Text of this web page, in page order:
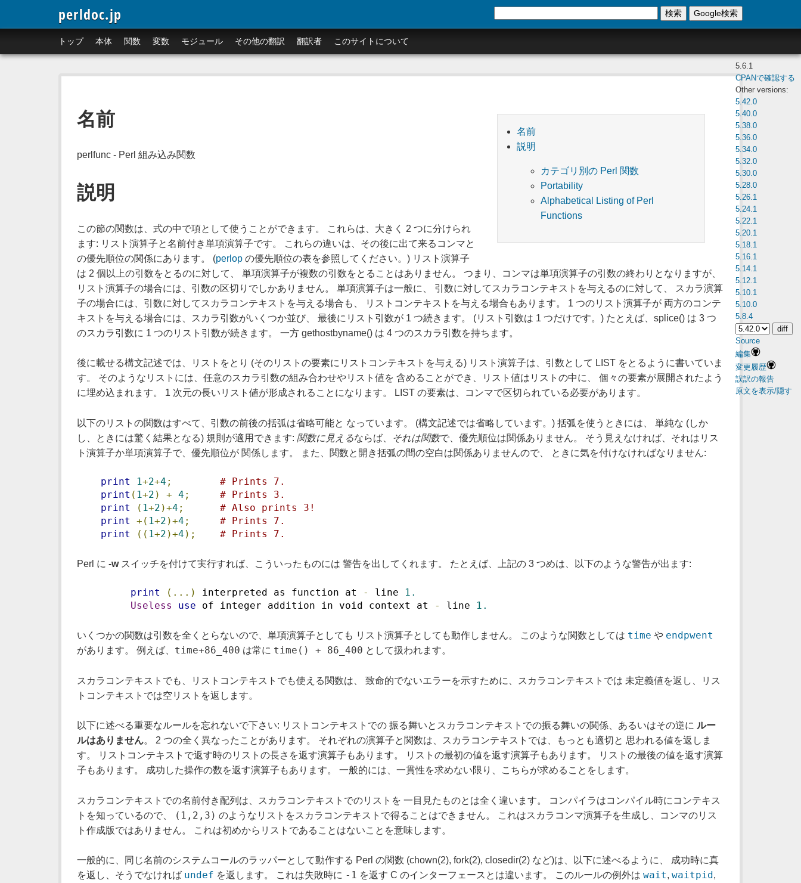
perldoc.jp
トップ 本体 関数 変数 モジュール その他の翻訳 翻訳者 このサイトについて
検索 Google検索
5.6.1
CPANで確認する
Other versions:
5.42.0
5.40.0
5.38.0
5.36.0
5.34.0
5.32.0
5.30.0
5.28.0
5.26.1
5.24.1
5.22.1
5.20.1
5.18.1
5.16.1
5.14.1
5.12.1
5.10.1
5.10.0
5.8.4
Source
編集
変更履歴
誤訳の報告
原文を表示/隠す
名前
説明
カテゴリ別の Perl 関数
Portability
Alphabetical Listing of Perl
Functions
名前
perlfunc - Perl 組み込み関数
説明
この節の関数は、式の中で項として使うことができます。 これらは、大きく 2 つに分けられ
ます: リスト演算子と名前付き単項演算子です。 これらの違いは、その後に出て来るコンマと
の優先順位の関係にあります。 (perlopの優先順位の表を参照してください。) リスト演算子
は 2 個以上の引数をとるのに対して、 単項演算子が複数の引数をとることはありません。 つまり、コンマは単項演算子の引数の終わりとなりますが、
リスト演算子の場合には、引数の区切りでしかありません。 単項演算子は一般に、 引数に対してスカラコンテキストを与えるのに対して、 スカラ演算
子の場合には、引数に対してスカラコンテキストを与える場合も、 リストコンテキストを与える場合もあります。 1 つのリスト演算子が 両方のコンテ
キストを与える場合には、スカラ引数がいくつか並び、 最後にリスト引数が 1 つ続きます。 (リスト引数は 1 つだけです。) たとえば、splice() は 3 つ
のスカラ引数に 1 つのリスト引数が続きます。 一方 gethostbyname() は 4 つのスカラ引数を持ちます。
後に載せる構文記述では、リストをとり (そのリストの要素にリストコンテキストを与える) リスト演算子は、引数として LIST をとるように書いていま
す。 そのようなリストには、任意のスカラ引数の組み合わせやリスト値を 含めることができ、リスト値はリストの中に、 個々の要素が展開されたよう
に埋め込まれます。 1 次元の長いリスト値が形成されることになります。 LIST の要素は、コンマで区切られている必要があります。
以下のリストの関数はすべて、引数の前後の括弧は省略可能と なっています。 (構文記述では省略しています。) 括弧を使うときには、 単純な (しか
し、ときには驚く結果となる) 規則が適用できます: 関数に見えるならば、 それは関数で、優先順位は関係ありません。 そう見えなければ、それはリス
ト演算子か単項演算子で、優先順位が 関係します。 また、関数と開き括弧の間の空白は関係ありませんので、 ときに気を付けなければなりません:
print 1+2+4 ;
# Prints 7.
print ( 1+2 ) + 4 ;
# Prints 3.
print
( 1+2 )+4 ;
# Also prints 3!
print
+( 1+2 )+4 ;
# Prints 7.
print
(( 1+2 )+4 ); # Prints 7.
Perl に -wスイッチを付けて実行すれば、こういったものには 警告を出してくれます。 たとえば、上記の 3 つめは、以下のような警告が出ます:
print (...) interpreted as function at - line
1.
Useless
use of integer addition in void context at - line 1.
いくつかの関数は引数を全くとらないので、単項演算子としても リスト演算子としても動作しません。 このような関数としては time や endpwent
があります。 例えば、 time+86_400 は常に time() + 86_400 として扱われます。
スカラコンテキストでも、リストコンテキストでも使える関数は、 致命的でないエラーを示すために、スカラコンテキストでは 未定義値を返し、リス
トコンテキストでは空リストを返します。
以下に述べる重要なルールを忘れないで下さい: リストコンテキストでの 振る舞いとスカラコンテキストでの振る舞いの関係、あるいはその逆に ルー
ルはありません。 2 つの全く異なったことがあります。 それぞれの演算子と関数は、スカラコンテキストでは、もっとも適切と 思われる値を返しま
す。 リストコンテキストで返す時のリストの長さを返す演算子もあります。 リストの最初の値を返す演算子もあります。 リストの最後の値を返す演算
子もあります。 成功した操作の数を返す演算子もあります。 一般的には、一貫性を求めない限り、こちらが求めることをします。
スカラコンテキストでの名前付き配列は、スカラコンテキストでのリストを 一目見たものとは全く違います。 コンパイラはコンパイル時にコンテキス
トを知っているので、
(1,2,3) のようなリストをスカラコンテキストで得ることはできません。 これはスカラコンマ演算子を生成し、コンマのリス
ト作成版ではありません。 これは初めからリストであることはないことを意味します。
一般的に、同じ名前のシステムコールのラッパーとして動作する Perl の関数 (chown(2), fork(2), closedir(2) など)は、以下に述べるように、 成功時に真
を返し、そうでなければ undef を返します。 これは失敗時に -1 を返す C のインターフェースとは違います。 このルールの例外は wait, waitpid ,